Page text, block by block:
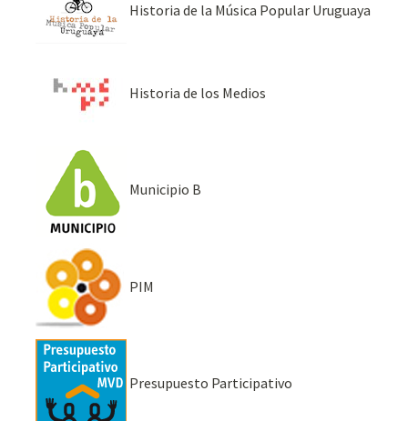
Historia de la Música Popular Uruguaya
Historia de los Medios
Municipio B
PIM
Presupuesto Participativo